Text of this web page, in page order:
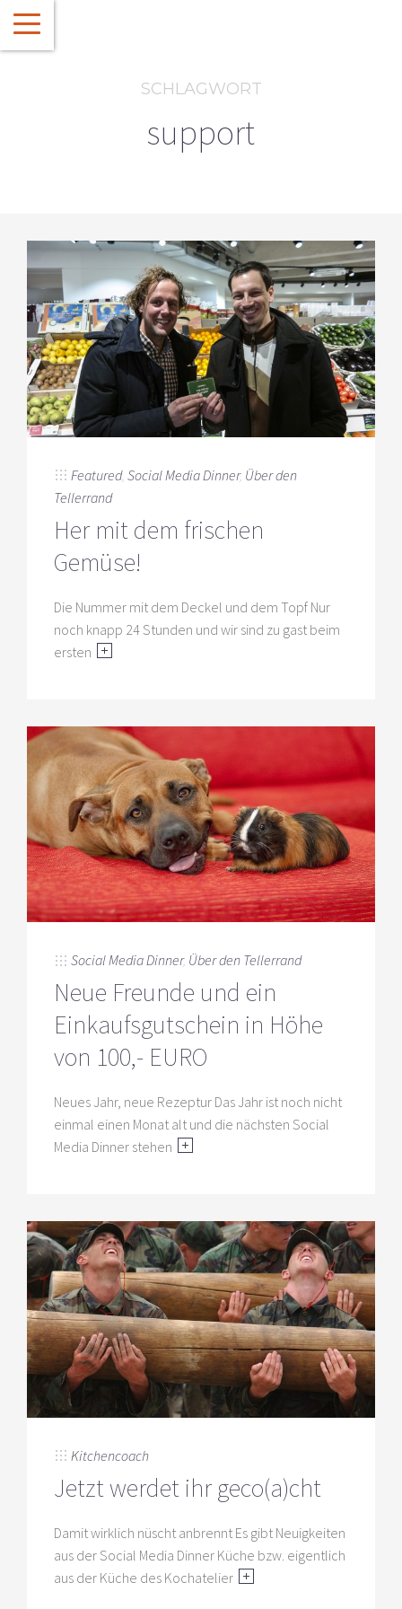
SCHLAGWORT
support
Featured, Social Media Dinner, Über den
Tellerrand
Her mit dem frischen
Gemüse!
Die Nummer mit dem Deckel und dem Topf Nur
noch knapp 24 Stunden und wir sind zu gast beim
ersten
Social Media Dinner, Über den Tellerrand
Neue Freunde und ein
Einkaufsgutschein in Höhe
von 100,- EURO
Neues Jahr, neue Rezeptur Das Jahr ist noch nicht
einmal einen Monat alt und die nächsten Social
Media Dinner stehen
Kitchencoach
Jetzt werdet ihr geco(a)cht
Damit wirklich nüscht anbrennt Es gibt Neuigkeiten
aus der Social Media Dinner Küche bzw. eigentlich
aus der Küche des Kochatelier